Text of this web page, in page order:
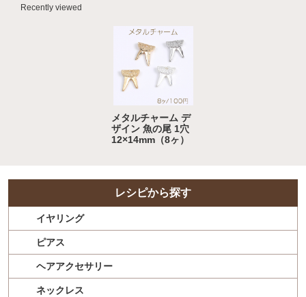
Recently viewed
メタルチャーム デ
ザイン 魚の尾 1穴
12×14mm（8ヶ）
レシピから探す
イヤリング
ピアス
ヘアアクセサリー
ネックレス